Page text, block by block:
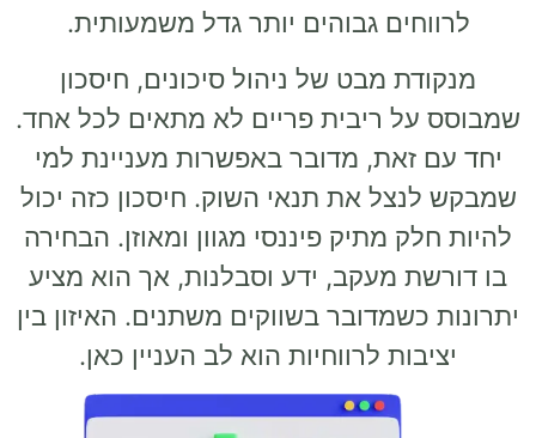
גבוהים יותר גדל משמעותית.
מבט של ניהול סיכונים, חיסכון
ריבית פריים לא מתאים לכל אחד.
מדובר באפשרות מעניינת למי
את תנאי השוק. חיסכון כזה יכול
מתיק פיננסי מגוון ומאוזן. הבחירה
מעקב, ידע וסבלנות, אך הוא מציע
בשווקים משתנים. האיזון בין
לרווחיות הוא לב העניין כאן.